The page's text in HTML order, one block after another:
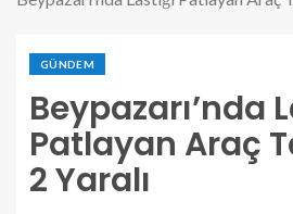
GÜNDEM
Beypazarı’nda
Patlayan Araç
2 Yaralı